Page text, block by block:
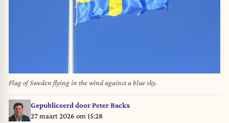
Flag of Sweden flying in the wind against a blue sky.
Gepubliceerd doorPeter Backx
27 maart 2026 om 15:28